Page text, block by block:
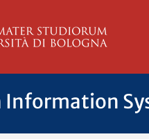
Information